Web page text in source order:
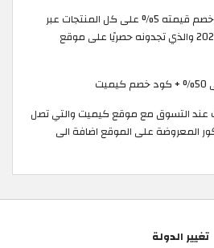
يمكنك أيضًا الاستفادة من خصم قيمته 5% على كل المنتجات عبر
تفعيل كود خصم كيميت 2026 والذي تجدونه حصريًا على موقع
عند التسوق مع موقع كيميت والتي تصل
المعروضة على الموقع اضافة الى
تغيير الدولة